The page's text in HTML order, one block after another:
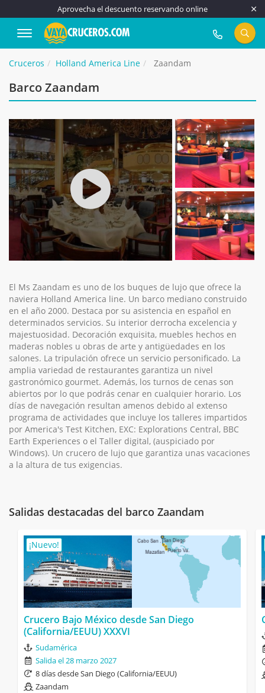
Aprovecha el descuento reservando online
917 815 555
Cruceros Holland America Line Zaandam
Barco Zaandam
El Ms Zaandam es uno de los buques de lujo que ofrece la
naviera Holland America line. Un barco mediano construido
en el año 2000. Destaca por su asistencia en español en
determinados servicios. Su interior derrocha excelencia y
majestuosidad. Decoración exquisita, muebles hechos en
maderas nobles u obras de arte y antigüedades en los
salones. La tripulación ofrece un servicio personificado. La
amplia variedad de restaurantes garantiza un nivel
gastronómico gourmet. Además, los turnos de cenas son
abiertos por lo que podrás cenar en cualquier horario. Los
días de navegación resultan amenos debido al extenso
programa de actividades que incluye los talleres impartidos
por America's Test Kitchen, EXC: Explorations Central, BBC
Earth Experiences o el Taller digital, (auspiciado por
Windows). Un crucero de lujo que garantiza unas vacaciones
a la altura de tus exigencias.
Salidas destacadas del barco Zaandam
¡Nuevo!
Crucero Bajo México desde San Diego
(California/EEUU) XXXVI
Sudamérica
Salida el 28 marzo 2027
8 días desde San Diego (California/EEUU)
Zaandam